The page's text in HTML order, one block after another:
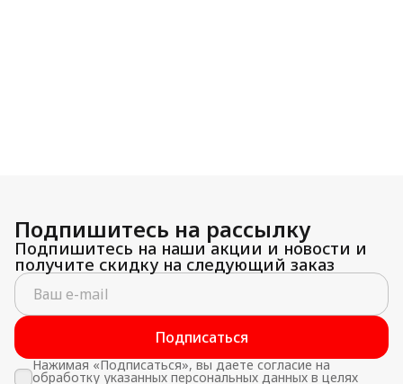
Подпишитесь на рассылку
Подпишитесь на наши акции и новости и
получите скидку на следующий заказ
Подписаться
Нажимая «Подписаться», вы даете согласие на
обработку указанных персональных данных в целях